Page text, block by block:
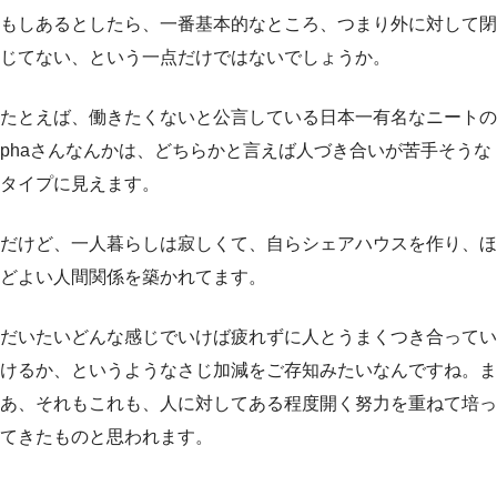
もしあるとしたら、一番基本的なところ、つまり外に対して閉
じてない、という一点だけではないでしょうか。
たとえば、働きたくないと公言している日本一有名なニートの
phaさんなんかは、どちらかと言えば人づき合いが苦手そうな
タイプに見えます。
だけど、一人暮らしは寂しくて、自らシェアハウスを作り、ほ
どよい人間関係を築かれてます。
だいたいどんな感じでいけば疲れずに人とうまくつき合ってい
けるか、というようなさじ加減をご存知みたいなんですね。ま
あ、それもこれも、人に対してある程度開く努力を重ねて培っ
てきたものと思われます。